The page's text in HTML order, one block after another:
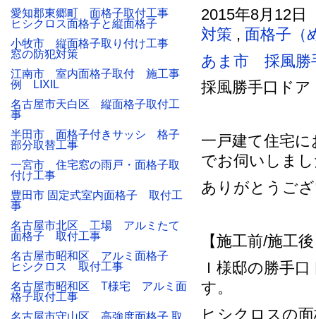
2015年8月12
対策 , 面格子（
あま市 採風勝
採風勝手口ド
一戸建て住宅
でお伺いしま
ありがとうご
【施工前/施工
Ｉ様邸の勝手
す。
ヒシクロスの
愛知郡東郷町 面格子取付工事
ヒシクロス面格子と縦面格子
小牧市 縦面格子取り付け工事
窓の防犯対策
江南市 室内面格子取付 施工事
例 LIXIL
名古屋市天白区 縦面格子取付工
事
半田市 面格子付きサッシ 格子
部分取替工事
一宮市 住宅窓の雨戸・面格子取
付け工事
豊田市 固定式室内面格子 取付工
事
名古屋市北区 工場 アルミたて
面格子 取付工事
名古屋市昭和区 アルミ面格子
ヒシクロス 取付工事
名古屋市昭和区 T様宅 アルミ面
格子取付工事
名古屋市守山区 高強度面格子 取